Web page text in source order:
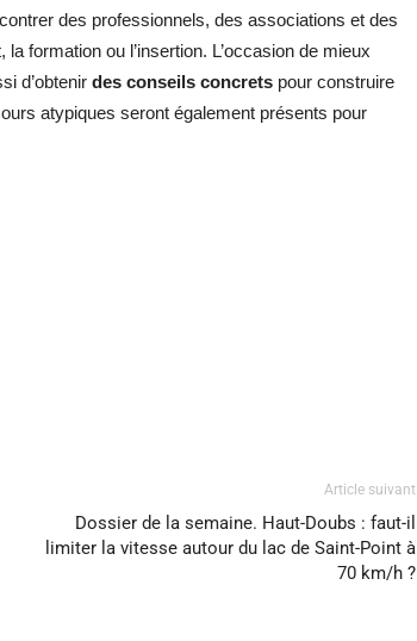
des professionnels, des associations et des
formation ou l’insertion. L’occasion de mieux
d’obtenir des conseils concrets pour construire
atypiques seront également présents pour
Article suivant
Dossier de la semaine. Haut-Doubs : faut-il
limiter la vitesse autour du lac de Saint-Point à
70 km/h ?